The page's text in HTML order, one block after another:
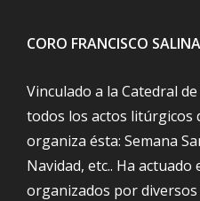
CORO FRANCISCO
Vinculado a la Catedral
todos los actos litúrgicos
organiza ésta: Semana
Navidad, etc.. Ha
organizados por